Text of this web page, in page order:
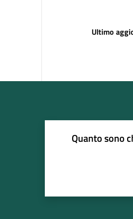
Ultimo
Quanto sono